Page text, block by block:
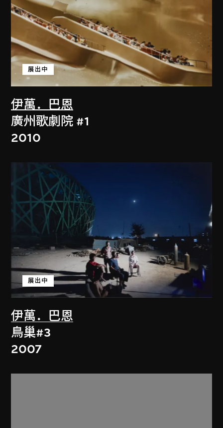
伊萬．巴恩
展出中
廣州歌劇院 #1
2010
伊萬．巴恩
展出中
鳥巢#3
2007